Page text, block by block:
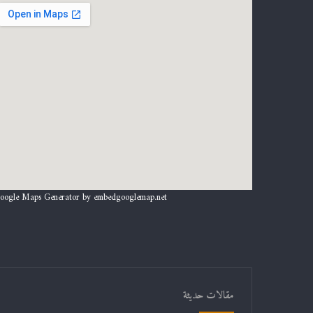
Maps Generator by embedgooglemap.net
مقالات حديثة